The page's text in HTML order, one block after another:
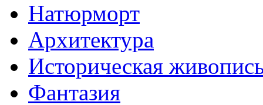
Натюрморт
Архитектура
Историческая
Фантазия